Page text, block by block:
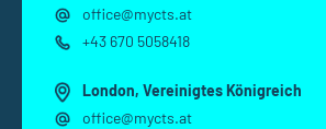
office@mycts.at
+43 670 5058418
London, Vereinigtes Königreich
office@mycts.at